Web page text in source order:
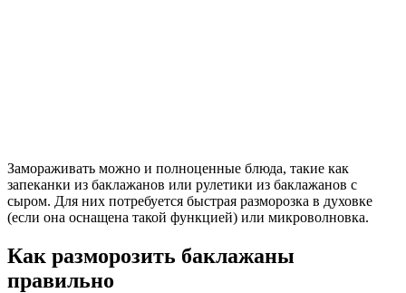
Замораживать можно и полноценные блюда, такие как
запеканки из баклажанов или рулетики из баклажанов с
сыром. Для них потребуется быстрая разморозка в духовке
(если она оснащена такой функцией) или микроволновка.
Как разморозить баклажаны
правильно